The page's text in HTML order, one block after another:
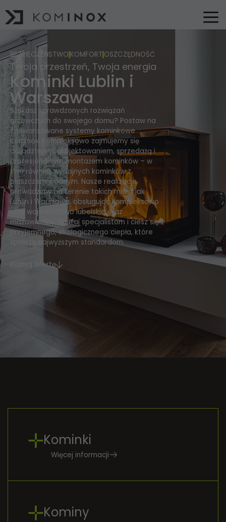
BEZPIECZEŃSTWO KOMFORT OSZCZĘDNOŚĆ
Twoja przestrzeń, Twoja energia
Kominki Lublin i
Warszawa
Szukasz sprawdzonych rozwiązań
grzewczych do swojego domu? Postaw na
zaawansowane systemy kominkowe
Kominox. Kompleksowo zajmujemy się
doradztwem, projektowaniem, sprzedażą i
profesjonalnym montażem kominków – w
tym również wydajnych kominków z
płaszczem wodnym. Nasze realizacje
prowadzimy na terenie takich miast jak
Lublin i Warszawa, obsługując kompleksowo
całe województwo lubelskie oraz
mazowieckie. Zaufaj specjalistom i ciesz się z
przyjemnego, ekologicznego ciepła, które
sprosta najwyższym standardom.
Poznaj ofertę
Kominki
Więcej informacji
Kominy